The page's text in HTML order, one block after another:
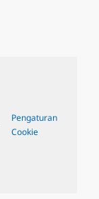
Pengaturan
Cookie